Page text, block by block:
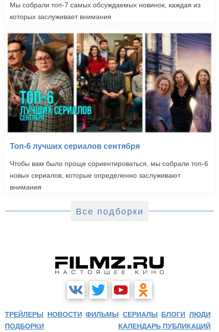
Мы собрали топ-7 самых обсуждаемых новинок, каждая из
которых заслуживает внимания
Топ-6 лучших сериалов сентября
Чтобы вам было проще сориентироваться, мы собрали топ-6
новых сериалов, которые определенно заслуживают
внимания
Все подборки
ТРЕЙЛЕРЫ НОВОСТИ ФИЛЬМЫ СЕРИАЛЫ БЛОГИ ЛЮДИ
ПОДБОРКИ
КАЛЕНДАРЬ ПУБЛИКАЦИЙ